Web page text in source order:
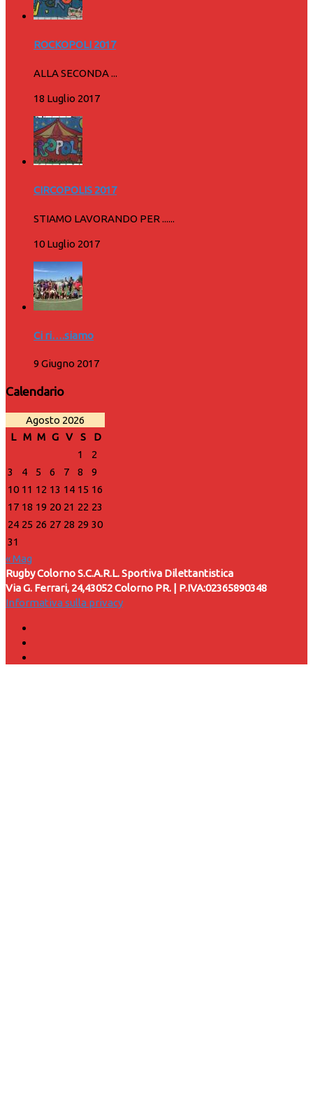
ROCKOPOLI 2017
ALLA SECONDA ...
18 Luglio 2017
CIRCOPOLIS 2017
STIAMO LAVORANDO PER ......
10 Luglio 2017
Ci ri….siamo
9 Giugno 2017
Calendario
Agosto 2026
L M M G V S
D
1
2
3
4 5 6 7 8
9
10 11 12 13 14 15 16
17 18 19 20 21 22 23
24 25 26 27 28 29 30
31
« Mag
Rugby Colorno S.C.A.R.L. Sportiva Dilettantistica
Via G. Ferrari, 24,43052 Colorno PR. | P.IVA:02365890348
Informativa sulla privacy